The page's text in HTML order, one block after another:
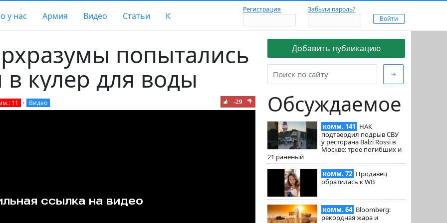
у нас Армия Видео Статьи К
Регистрация Забыли пароль?
Добавить публикацию
→
Обсуждаемое
комм. 141 НАК
подтвердил подрыв СВУ
у ресторана Balzi Rossi в
Москве: трое погибших и
21 раненый
комм. 72 Продавец
обратилась к WB
комм. 64 Bloomberg:
рекордная жара и
попытались
кулер для воды
11 • Видео -29